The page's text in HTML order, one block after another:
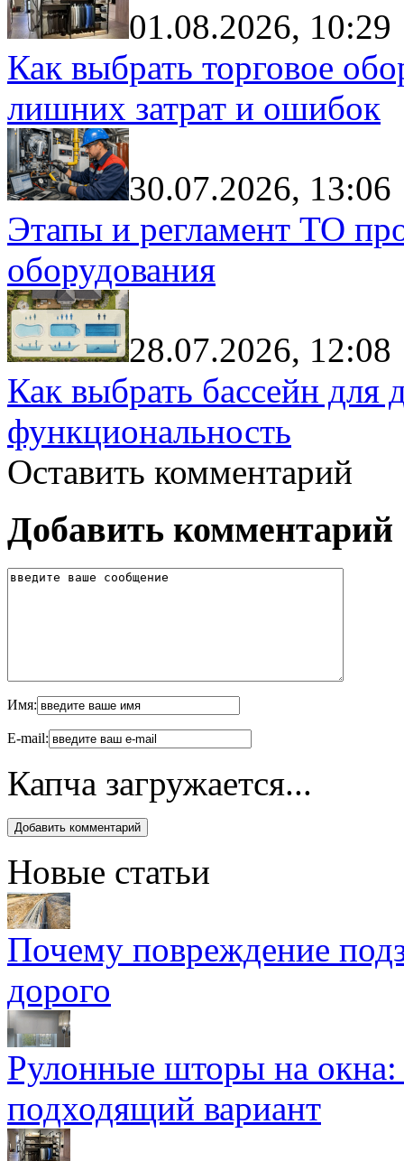
01.08.2026, 10:29
Как выбрать торговое
лишних затрат и ошибок
30.07.2026, 13:06
Этапы и регламент ТО
оборудования
28.07.2026, 12:08
Как выбрать бассейн для
функциональность
Оставить комментарий
Добавить комментарий
Имя:
E-mail:
Капча загружается...
Новые статьи
Почему повреждение
дорого
Рулонные шторы на
подходящий вариант